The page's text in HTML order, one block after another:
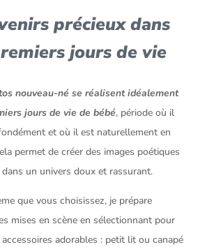
précieux dans
jours de vie
nouveau-né se réalisent idéalement
jours de vie de bébé, période où il
et où il est naturellement en
permet de créer des images poétiques
dans un univers doux et rassurant.
que vous choisissez, je prépare
mises en scène en sélectionnant pour
adorables : petit lit ou canapé